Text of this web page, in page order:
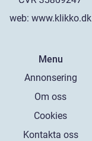
web: www.klikko.dk
Menu
Annonsering
Om oss
Cookies
Kontakta oss